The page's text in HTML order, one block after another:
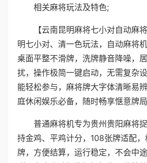
相关麻将玩法及特色;
【云南昆明麻将七小对自动麻
明七小对、清一色玩法，自动麻将
桌面平整不滑牌，洗牌静音降噪，
扰，操作极简一键启动，无需复杂
能轻松参与，麻将牌大字体清晰易
庭休闲娱乐必备，随时畅享惬意牌局
普通麻将机专为贵州贵阳麻将
持金鸡、平鸡计分，108张牌适配
牌，方便结算，运行稳定，不会中